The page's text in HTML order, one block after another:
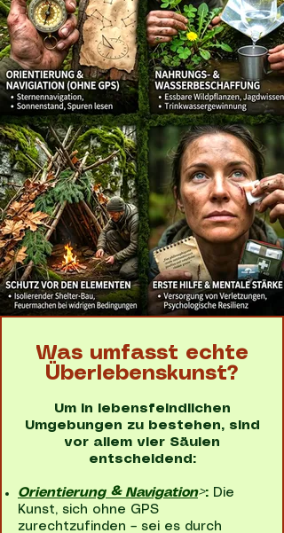
Was umfasst echte
Überlebenskunst?
Um in lebensfeindlichen
Umgebungen zu bestehen, sind
vor allem vier Säulen
entscheidend:
Orientierung & Navigation>: Die
Kunst, sich ohne GPS
zurechtzufinden – sei es durch